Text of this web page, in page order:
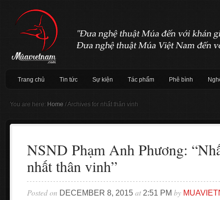
Trang chủ Tin tức Sự kiện Tác phẩm Phê bình
You are here: Home /Archives for nhất thân vinh
NSND Phạm Anh Phương:
nhất thân vinh”
Posted on DECEMBER 8, 2015 at 2:51 PM by